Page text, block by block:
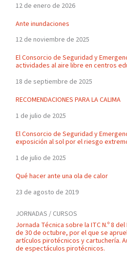
12 de enero de 2026
Ante inundaciones
12 de noviembre de 2025
El Consorcio de Seguridad y
actividades al aire libre en centros
18 de septiembre de 2025
RECOMENDACIONES PARA LA CALIMA
1 de julio de 2025
El Consorcio de Seguridad y
exposición al sol por el riesgo
1 de julio de 2025
Qué hacer ante una ola de calor
23 de agosto de 2019
JORNADAS / CURSOS
Jornada Técnica sobre la ITC N.º 8
de 30 de octubre, por el que se
artículos pirotécnicos y cartuchería.
de espectáculos pirotécnicos.